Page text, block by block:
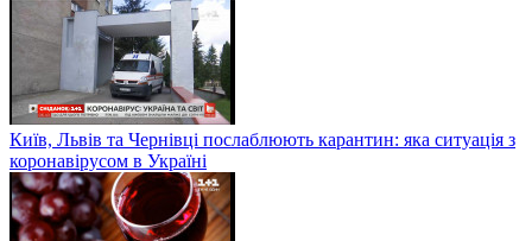
Київ, Львів та Чернівці послаблюють карантин: яка ситуація з
коронавірусом в Україні